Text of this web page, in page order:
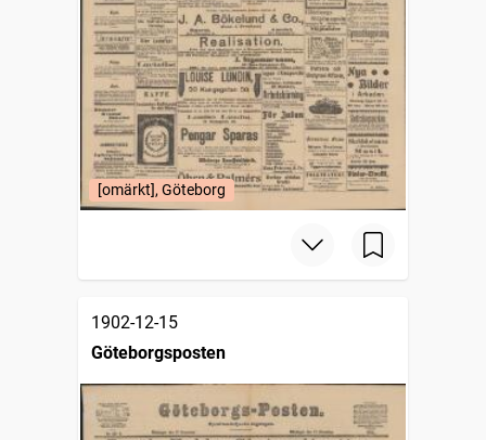
[omärkt], Göteborg
1902-12-15
Göteborgsposten